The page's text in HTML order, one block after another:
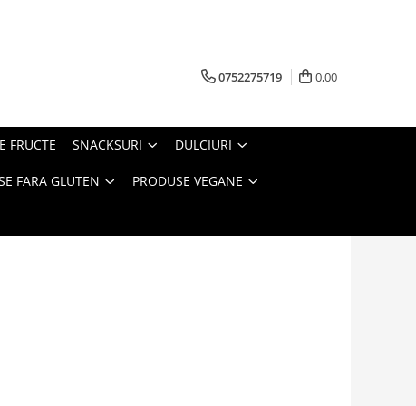
0752275719 0,00
FRUCTE SNACKSURI DULCIURI
FARA GLUTEN PRODUSE VEGANE